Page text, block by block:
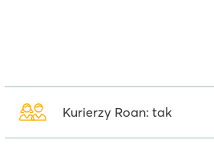
Kurierzy Roan: tak